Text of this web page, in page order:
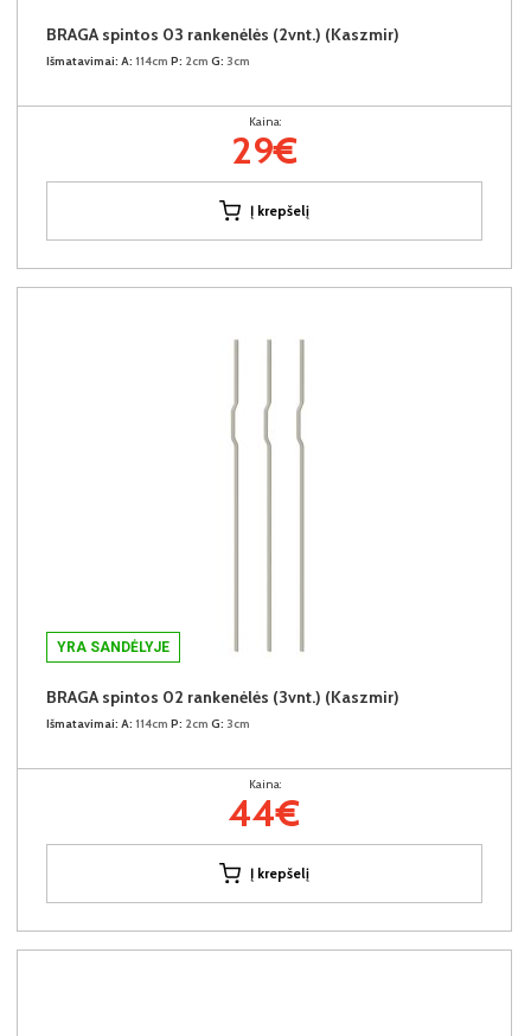
BRAGA spintos 03 rankenėlės (2vnt.) (Kaszmir)
Išmatavimai: A: 114cm P: 2cm G: 3cm
Kaina:
29€
Į krepšelį
YRA SANDĖLYJE
BRAGA spintos 02 rankenėlės (3vnt.) (Kaszmir)
Išmatavimai: A: 114cm P: 2cm G: 3cm
Kaina:
44€
Į krepšelį